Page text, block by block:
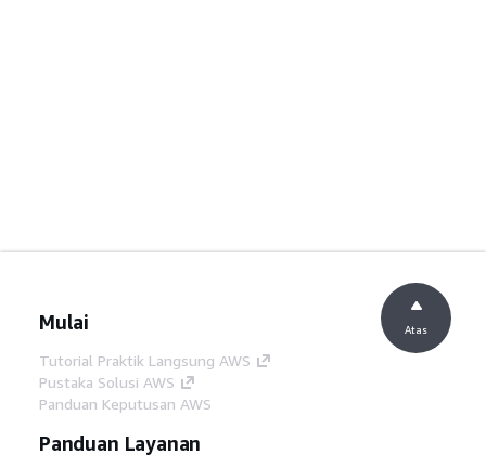
Mulai
Tutorial Praktik Langsung AWS
Pustaka Solusi AWS
Panduan Keputusan AWS
Panduan Layanan
Atas